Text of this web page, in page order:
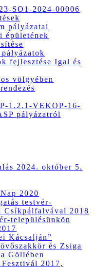
SO1-2024-00006
pályázatai
épületének
fejlesztése Igal és
völgyében
1.2.1-VEKOP-16-
pályázatról
2024. október 5.
2020
testvér-
Csíkpálfalvával 2018
településünkön
Kácsalján”
és Zsiga
Göllében
2017,